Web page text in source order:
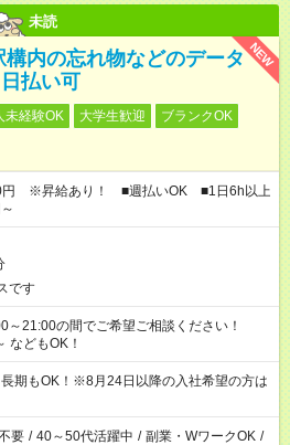
未読
NEW
構内の忘れ物などのデータ
払い可
未経験OK 大学生歓迎
ブランクOK
円 ※昇給あり！ ■週払いOK ■1日6h以上
です
～21:00の間でご希望ご相談ください！
などもOK！
期もOK！※8月24日以降の入社希望の方は
要 / 40～50代活躍中 / 副業・WワークOK /